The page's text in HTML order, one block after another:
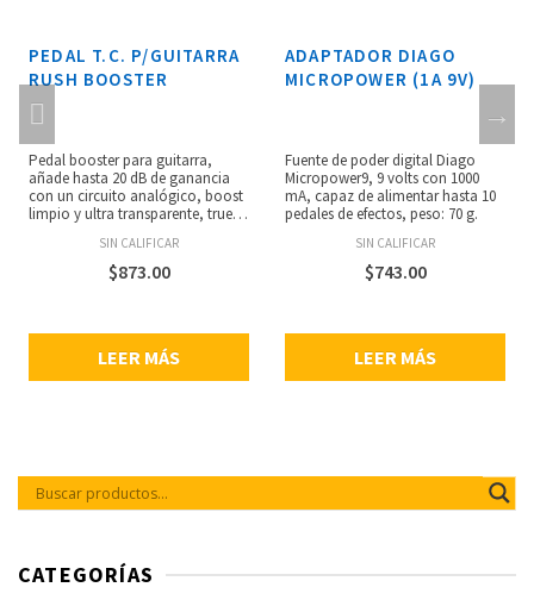
PEDAL T.C. P/GUITARRA
RUSH BOOSTER
Pedal booster para guitarra,
añade hasta 20 dB de ganancia
con un circuito analógico, boost
limpio y ultra transparente, true
funciona con una pila de 9V o un
adaptador de corriente (no
incluidos), consumo de energía:
SIN CALIFICAR
$873.00
LEER MÁS
ADAPTADOR DIAGO
MICROPOWER (1A 9V)
Fuente de poder digital Diago
Micropower9, 9 volts con 1000
mA, capaz de alimentar hasta 10
pedales de efectos, peso: 70 g.
SIN CALIFICAR
$743.00
LEER MÁS
CATEGORÍAS